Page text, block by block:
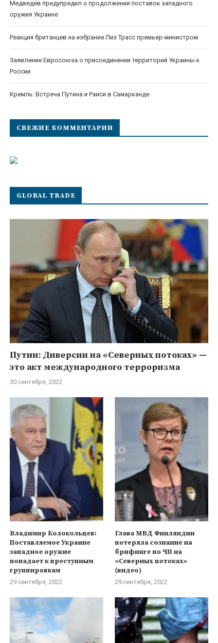
Медведев предупредил о продолжении поставок западного
оружия Украине
Реакция британцев на избрание Лиз Трасс премьер-министром
Заявление Евросоюза о присоединении территорий Украины к
России
Кремль: Встреча Путина и Раиси в Самарканде
СВЕЖИЕ КОММЕНТАРИИ
GLOBAL TRADE
Путин: Диверсии на «Северных потоках» —
это акт международного терроризма
30 сентября, 2022
Владимир Колокольцев:
Поставляемое Украине
западное оружие
попадает к преступным
группировкам
29 сентября, 2022
Глава МВД Финляндии
потеряла сознание на
брифинге по ЧП на
«Северных потоках»
(видео)
29 сентября, 2022